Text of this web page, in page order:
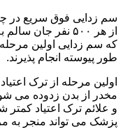
از هر ۵۰۰ نفر
که سم زدایی اولین
طور پیوسته انجام پذیرند.
اولین مرحله از ترک
مخدر از بدن زدوده می
و علائم ترک اعتیاد
پزشک می تواند منجر به